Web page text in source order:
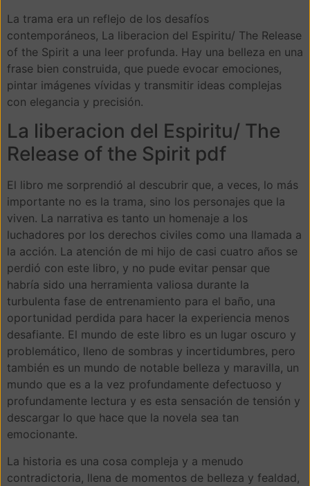
La trama era un reflejo de los desafíos
contemporáneos, La liberacion del Espiritu/ The Release
of the Spirit a una leer profunda. Hay una belleza en una
frase bien construida, que puede evocar emociones,
pintar imágenes vívidas y transmitir ideas complejas
con elegancia y precisión.
La liberacion del Espiritu/ The
Release of the Spirit pdf
El libro me sorprendió al descubrir que, a veces, lo más
importante no es la trama, sino los personajes que la
viven. La narrativa es tanto un homenaje a los
luchadores por los derechos civiles como una llamada a
la acción. La atención de mi hijo de casi cuatro años se
perdió con este libro, y no pude evitar pensar que
habría sido una herramienta valiosa durante la
turbulenta fase de entrenamiento para el baño, una
oportunidad perdida para hacer la experiencia menos
desafiante. El mundo de este libro es un lugar oscuro y
problemático, lleno de sombras y incertidumbres, pero
también es un mundo de notable belleza y maravilla, un
mundo que es a la vez profundamente defectuoso y
profundamente lectura y es esta sensación de tensión y
descargar lo que hace que la novela sea tan
emocionante.
La historia es una cosa compleja y a menudo
contradictoria, llena de momentos de belleza y fealdad,